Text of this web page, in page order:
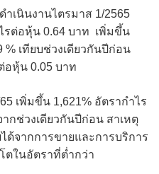
ำเนินงานไตรมาส 1/2565
รต่อหุ้น 0.64 บาท เพิ่มขึ้น
% เทียบช่วงเดียวกันปีก่อน
อหุ้น 0.05 บาท
เพิ่มขึ้น 1,621% อัตรากำไร
กช่วงเดียวกันปีก่อน สาเหตุ
ด้จากการขายและการบริการ
ในอัตราที่ต่ำกว่า